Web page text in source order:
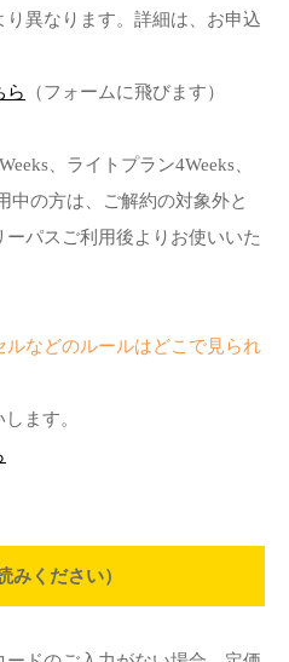
異なります。詳細は、お申込
ら
（フォームに飛びます）
、ライトプラン4Weeks、
中の方は、ご解約の対象外と
パスご利用後よりお使いいた
などのルールはどこで見られ
ます。
みください）